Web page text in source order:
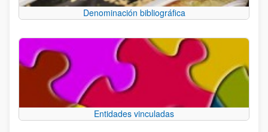
Denominación bibliográfica
Entidades vinculadas